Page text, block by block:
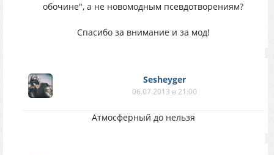
обочине", а не новомодным псевдотворениям?
Спасибо за внимание и за мод!
Sesheyger
06.07.2013 в 21:00
Атмосферный до нельзя